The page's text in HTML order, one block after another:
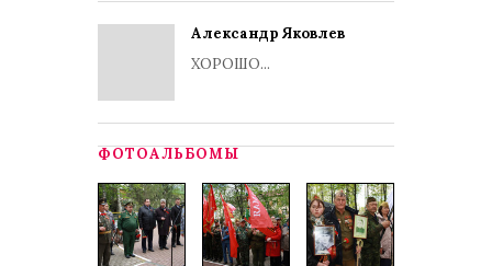
Александр Яковлев
ХОРОШО...
ФОТОАЛЬБОМЫ